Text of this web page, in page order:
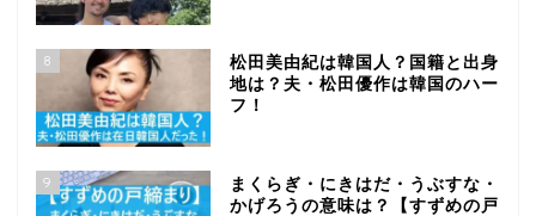
8
松田美由紀は韓国人？国籍と出身
地は？夫・松田優作は韓国のハー
フ！
9
まくらぎ・にきはだ・うぶすな・
かげろうの意味は？【すずめの戸